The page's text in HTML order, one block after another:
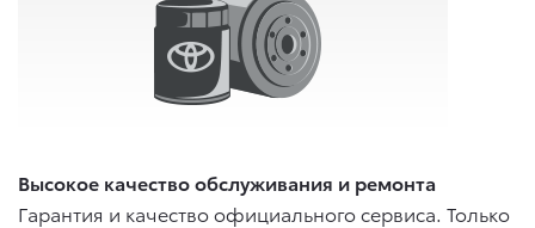
Высокое качество обслуживания и ремонта
Гарантия и качество официального сервиса. Только